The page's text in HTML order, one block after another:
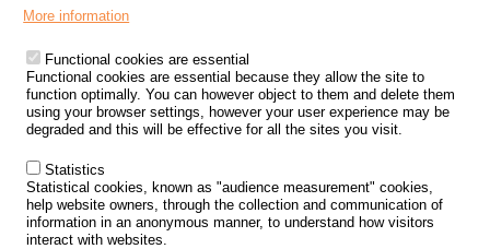
Footer
PROCESSING OF PERSONAL DATA FROM ROAD ACCIDENTS
KNOWLEDGE CENTRE
CALL FOR RESEARCH PROJECTS
ROAD SAFETY POLICY
Outils
EVENTS
More information
Functional cookies are essential
Functional cookies are essential because they allow the site to
function optimally. You can however object to them and delete them
using your browser settings, however your user experience may be
degraded and this will be effective for all the sites you visit.
Statistics
Statistical cookies, known as "audience measurement" cookies,
help website owners, through the collection and communication of
information in an anonymous manner, to understand how visitors
interact with websites.